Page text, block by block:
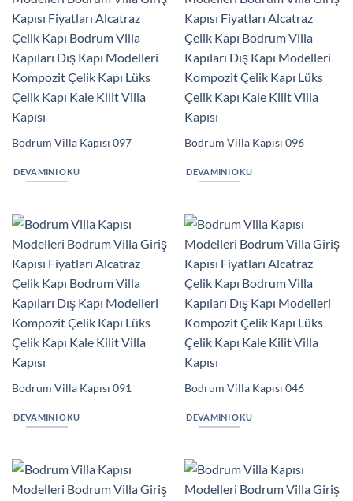
Bodrum Villa Kapısı 097
DEVAMINI OKU
Bodrum Villa Kapısı 096
DEVAMINI OKU
Bodrum Villa Kapısı 091
DEVAMINI OKU
Bodrum Villa Kapısı 046
DEVAMINI OKU